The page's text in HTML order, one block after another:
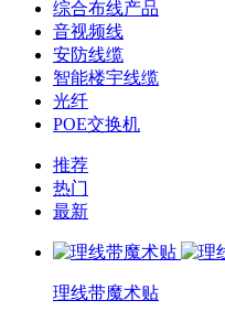
综合布线产品
音视频线
安防线缆
智能楼宇线缆
光纤
POE交换机
推荐
热门
最新
理线带魔术贴